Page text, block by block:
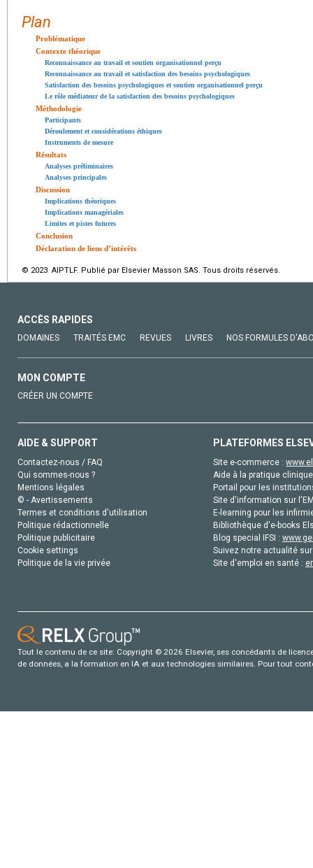
Plan
Problématique
Contexte théorique
Reconnaissance au travail et soutien organisationnel perçu
Reconnaissance au travail et satisfaction des besoins psychologiques
Satisfaction des besoins psychologiques et soutien organisationnel perçu
Le rôle médiateur de la satisfaction des besoins psychologiques
Méthodologie
Participants
Déroulement et considérations éthiques
Instruments de mesure
Résultats
Analyses préliminaires
Analyses principales
Discussion
Implications théoriques
Implications managériales
Limites et pistes futures
Conclusion
Déclaration de liens d’intérêts
© 2023 AIPTLF. Publié par Elsevier Masson SAS. Tous droits réservés.
ACCÈS RAPIDES
DOMAINES TRAITÉS EMC REVUES LIVRES NOS FORMULES
MON COMPTE
CRÉER UN COMPTE
AIDE & SUPPORT
Contactez-nous / FAQ
Qui sommes-nous ?
Mentions légales
© - Avertissements
Termes et conditions d'utilisation
Politique rédactionnelle
Politique publicitaire
Cookie settings
Politique de la vie privée
PLATEFORMES
Site e-commerce :
Aide à la pratique
Portail pour les
Site d'information sur
E-learning pour les
Bibliothèque d'e-books
Blog special IFSI :
Suivez notre actualité
Site d'emploi en santé :
Tout le contenu de ce site: Copyright © 2026 Elsevier, ses concédants de
de données, a la formation en IA et aux technologies similaires. Pour tout